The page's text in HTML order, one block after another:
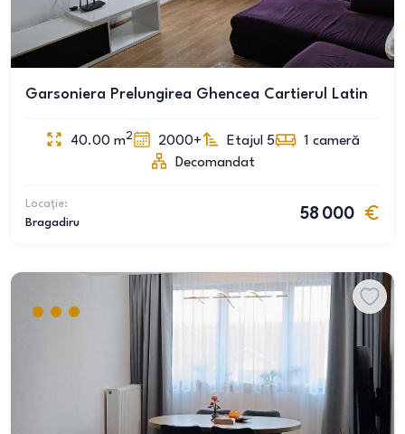
Garsoniera Prelungirea Ghencea Cartierul Latin
40.00 m2 2000+ Etajul 5 1 cameră
Decomandat
Locație:
Bragadiru
58 000